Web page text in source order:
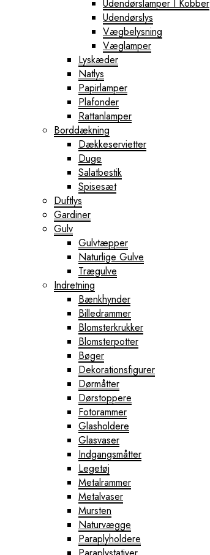
Udendørslamper I Kobber
Udendørslys
Vægbelysning
Væglamper
Lyskæder
Natlys
Papirlamper
Plafonder
Rattanlamper
Borddækning
Dækkeservietter
Duge
Salatbestik
Spisesæt
Duftlys
Gardiner
Gulv
Gulvtæpper
Naturlige Gulve
Trægulve
Indretning
Bænkhynder
Billedrammer
Blomsterkrukker
Blomsterpotter
Bøger
Dekorationsfigurer
Dørmåtter
Dørstoppere
Fotorammer
Glasholdere
Glasvaser
Indgangsmåtter
Legetøj
Metalrammer
Metalvaser
Mursten
Naturvægge
Paraplyholdere